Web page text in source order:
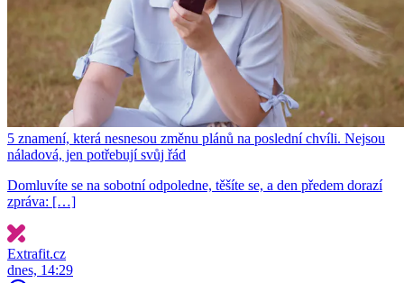
5 znamení, která nesnesou změnu plánů na poslední chvíli. Nejsou
náladová, jen potřebují svůj řád
Domluvíte se na sobotní odpoledne, těšíte se, a den předem dorazí
zpráva: […]
Extrafit.cz
dnes, 14:29